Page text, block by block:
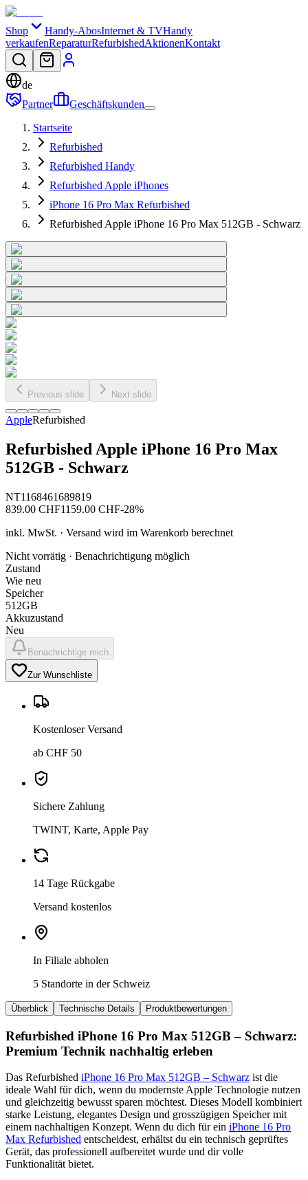
Shop Handy-AbosInternet & TVHandy
verkaufenReparaturRefurbishedAktionenKontakt
de
Partner
Geschäftskunden
Startseite
Refurbished
Refurbished Handy
Refurbished Apple iPhones
iPhone 16 Pro Max Refurbished
Refurbished Apple iPhone 16 Pro Max 512GB - Schwarz
Previous slide Next slide
AppleRefurbished
Refurbished Apple iPhone 16 Pro Max
512GB - Schwarz
NT1168461689819
839.00 CHF1159.00 CHF-28%
inkl. MwSt. · Versand wird im Warenkorb berechnet
Nicht vorrätig · Benachrichtigung möglich
Zustand
Wie neu
Speicher
512GB
Akkuzustand
Neu
Benachrichtige mich
Zur Wunschliste
Kostenloser Versand
ab CHF 50
Sichere Zahlung
TWINT, Karte, Apple Pay
14 Tage Rückgabe
Versand kostenlos
In Filiale abholen
5 Standorte in der Schweiz
Überblick Technische Details Produktbewertungen
Refurbished iPhone 16 Pro Max 512GB – Schwarz:
Premium Technik nachhaltig erleben
Das Refurbished iPhone 16 Pro Max 512GB – Schwarz ist die
ideale Wahl für dich, wenn du modernste Apple Technologie nutzen
und gleichzeitig bewusst sparen möchtest. Dieses Modell kombiniert
starke Leistung, elegantes Design und grosszügigen Speicher mit
einem nachhaltigen Konzept. Wenn du dich für ein iPhone 16 Pro
Max Refurbished entscheidest, erhältst du ein technisch geprüftes
Gerät, das professionell aufbereitet wurde und dir volle
Funktionalität bietet.